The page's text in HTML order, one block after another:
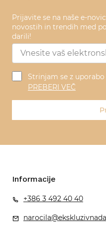
Prijavite se na naše e-
novostih in trendih med
darili!
Strinjam se z
PREBERI VEČ
Informacije
+386 3 492 40 40